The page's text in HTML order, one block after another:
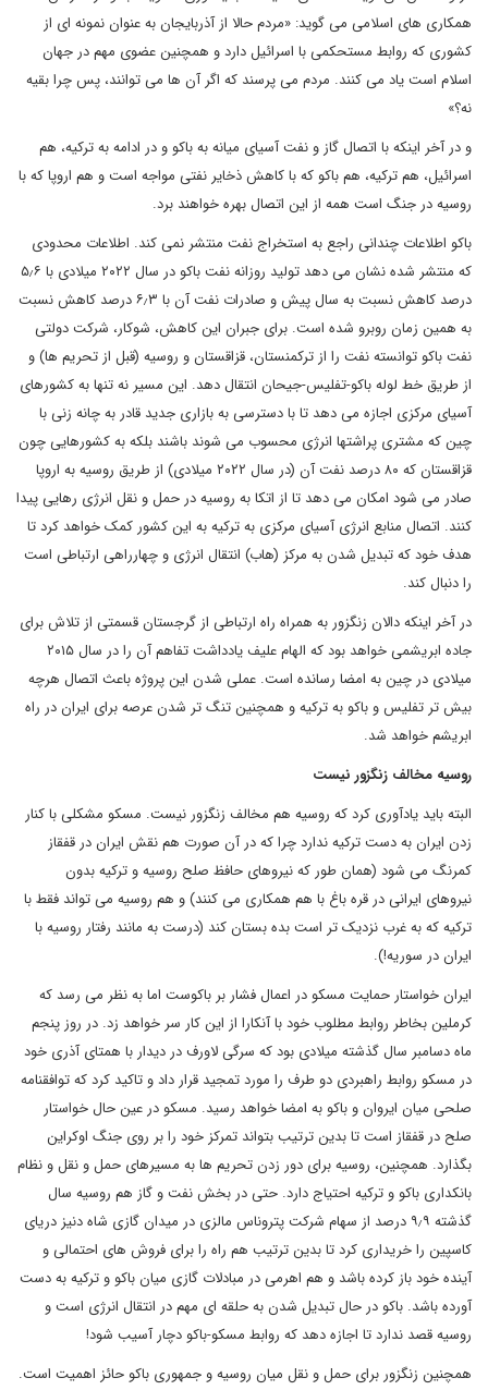
همکاری های اسلامی می گوید: «مردم حالا از آذربایجان به عنوان نمونه ای از
کشوری که روابط مستحکمی با اسرائیل دارد و همچنین عضوی مهم در جهان
اسلام است یاد می کنند. مردم می پرسند که اگر آن ها می توانند، پس چرا بقیه
نه؟»
و در آخر اینکه با اتصال گاز و نفت آسیای میانه به باکو و در ادامه به ترکیه، هم
اسرائیل، هم ترکیه، هم باکو که با کاهش ذخایر نفتی مواجه است و هم اروپا که با
روسیه در جنگ است همه از این اتصال بهره خواهند برد.
باکو اطلاعات چندانی راجع به استخراج نفت منتشر نمی کند. اطلاعات محدودی
که منتشر شده نشان می دهد تولید روزانه نفت باکو در سال ۲۰۲۲ میلادی با ۵٫۶
درصد کاهش نسبت به سال پیش و صادرات نفت آن با ۶٫۳ درصد کاهش نسبت
به همین زمان روبرو شده است. برای جبران این کاهش، شوکار، شرکت دولتی
نفت باکو توانسته نفت را از ترکمنستان، قزاقستان و روسیه (قبل از تحریم ها) و
از طریق خط لوله باکو-تفلیس-جیحان انتقال دهد. این مسیر نه تنها به کشورهای
آسیای مرکزی اجازه می دهد تا با دسترسی به بازاری جدید قادر به چانه زنی با
چین که مشتری پراشتها انرژی محسوب می شوند باشند بلکه به کشورهایی چون
قزاقستان که ۸۰ درصد نفت آن (در سال ۲۰۲۲ میلادی) از طریق روسیه به اروپا
صادر می شود امکان می دهد تا از اتکا به روسیه در حمل و نقل انرژی رهایی پیدا
کنند. اتصال منابع انرژی آسیای مرکزی به ترکیه به این کشور کمک خواهد کرد تا
هدف خود که تبدیل شدن به مرکز (هاب) انتقال انرژی و چهارراهی ارتباطی است
را دنبال کند.
در آخر اینکه دالان زنگزور به همراه راه ارتباطی از گرجستان قسمتی از تلاش برای
جاده ابریشمی خواهد بود که الهام علیف یادداشت تفاهم آن را در سال ۲۰۱۵
میلادی در چین به امضا رسانده است. عملی شدن این پروژه باعث اتصال هرچه
بیش تر تفلیس و باکو به ترکیه و همچنین تنگ تر شدن عرصه برای ایران در راه
ابریشم خواهد شد.
روسیه مخالف زنگزور نیست
البته باید یادآوری کرد که روسیه هم مخالف زنگزور نیست. مسکو مشکلی با کنار
زدن ایران به دست ترکیه ندارد چرا که در آن صورت هم نقش ایران در قفقاز
کمرنگ می شود (همان طور که نیروهای حافظ صلح روسیه و ترکیه بدون
نیروهای ایرانی در قره باغ با هم همکاری می کنند) و هم روسیه می تواند فقط با
ترکیه که به غرب نزدیک تر است بده بستان کند (درست به مانند رفتار روسیه با
ایران در سوریه!).
ایران خواستار حمایت مسکو در اعمال فشار بر باکوست اما به نظر می رسد که
کرملین بخاطر روابط مطلوب خود با آنکارا از این کار سر خواهد زد. در روز پنجم
ماه دسامبر سال گذشته میلادی بود که سرگی لاورف در دیدار با همتای آذری خود
در مسکو روابط راهبردی دو طرف را مورد تمجید قرار داد و تاکید کرد که توافقنامه
صلحی میان ایروان و باکو به امضا خواهد رسید. مسکو در عین حال خواستار
صلح در قفقاز است تا بدین ترتیب بتواند تمرکز خود را بر روی جنگ اوکراین
بگذارد. همچنین، روسیه برای دور زدن تحریم ها به مسیرهای حمل و نقل و نظام
بانکداری باکو و ترکیه احتیاج دارد. حتی در بخش نفت و گاز هم روسیه سال
گذشته ۹٫۹ درصد از سهام شرکت پتروناس مالزی در میدان گازی شاه دنیز دریای
کاسپین را خریداری کرد تا بدین ترتیب هم راه را برای فروش های احتمالی و
آینده خود باز کرده باشد و هم اهرمی در مبادلات گازی میان باکو و ترکیه به دست
آورده باشد. باکو در حال تبدیل شدن به حلقه ای مهم در انتقال انرژی است و
روسیه قصد ندارد تا اجازه دهد که روابط مسکو-باکو دچار آسیب شود!
همچنین زنگزور برای حمل و نقل میان روسیه و جمهوری باکو حائز اهمیت است.